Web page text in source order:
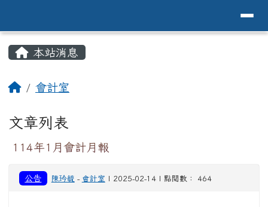
花蓮縣花蓮市中原國小全球資訊
本站消息
回首頁
會計室
文章列表
114年1月會計月報
公告 陳玪毓 - 會計室 | 2025-02-14 | 點閱數： 464